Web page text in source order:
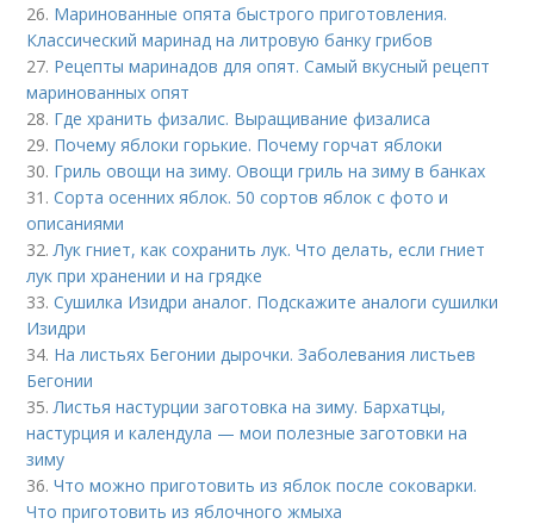
26. Маринованные опята быстрого приготовления.
Классический маринад на литровую банку грибов
27. Рецепты маринадов для опят. Самый вкусный рецепт
маринованных опят
28. Где хранить физалис. Выращивание физалиса
29. Почему яблоки горькие. Почему горчат яблоки
30. Гриль овощи на зиму. Овощи гриль на зиму в банках
31.Сорта осенних яблок. 50 сортов яблок с фото и
описаниями
32. Лук гниет, как сохранить лук. Что делать, если гниет
лук при хранении и на грядке
33.Сушилка Изидри аналог. Подскажите аналоги сушилки
Изидри
34. На листьях Бегонии дырочки. Заболевания листьев
Бегонии
35. Листья настурции заготовка на зиму. Бархатцы,
настурция и календула — мои полезные заготовки на
зиму
36.Что можно приготовить из яблок после соковарки.
Что приготовить из яблочного жмыха